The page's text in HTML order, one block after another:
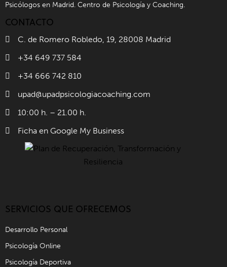
Psicólogos en Madrid. Centro de Psicología y Coaching.
CONTACTO
C. de Romero Robledo, 19, 28008 Madrid
+34 649 737 584
+34 666 742 810
upad@upadpsicologiacoaching.com
10:00 h. – 21.00 h.
Ficha en Google My Business
SERVICIOS QUE OFRECEMOS
Desarrollo Personal
Psicología Online
Psicología Deportiva